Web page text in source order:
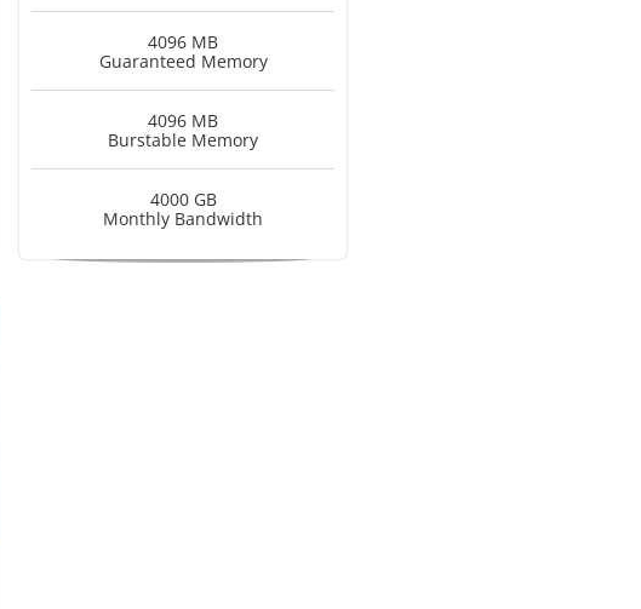
4096 MB
Guaranteed Memory
4096 MB
Burstable Memory
4000 GB
Monthly Bandwidth